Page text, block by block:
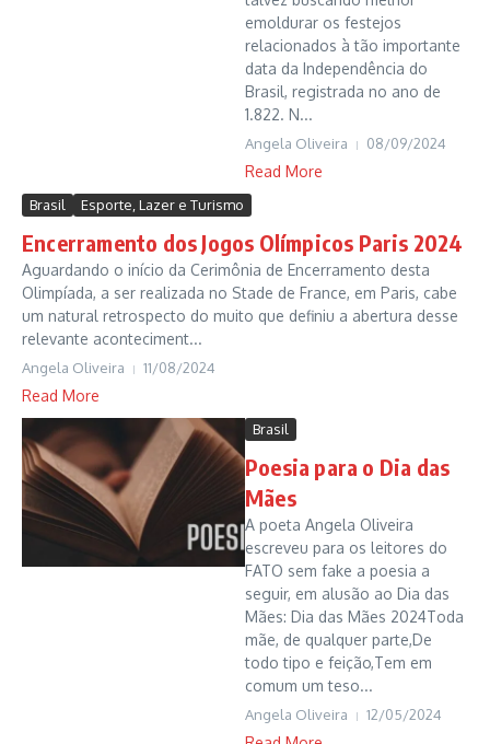
emoldurar os festejos
relacionados à tão importante
data da Independência do
Brasil, registrada no ano de
1.822. N...
Angela Oliveira 08/09/2024
Read More
Brasil Esporte, Lazer e Turismo
Encerramento dos Jogos Olímpicos Paris 2024
Aguardando o início da Cerimônia de Encerramento desta
Olimpíada, a ser realizada no Stade de France, em Paris, cabe
um natural retrospecto do muito que definiu a abertura desse
relevante aconteciment...
Angela Oliveira 11/08/2024
Read More
Brasil
Poesia para o Dia das
Mães
A poeta Angela Oliveira
escreveu para os leitores do
FATO sem fake a poesia a
seguir, em alusão ao Dia das
Mães: Dia das Mães 2024Toda
mãe, de qualquer parte,De
todo tipo e feição,Tem em
comum um teso...
Angela Oliveira 12/05/2024